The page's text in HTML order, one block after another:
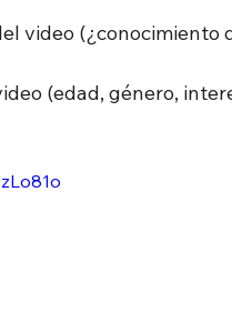
video (¿conocimiento
(edad, género,